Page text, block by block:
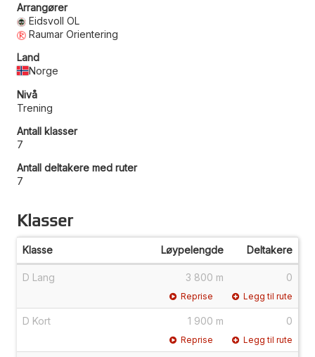
Arrangører
Eidsvoll OL
Raumar Orientering
Land
Norge
Nivå
Trening
Antall klasser
7
Antall deltakere med ruter
7
Klasser
Klasse Løypelengde Deltakere
D Lang 3 800 m 0
Reprise Legg til rute
D Kort 1 900 m 0
Reprise Legg til rute